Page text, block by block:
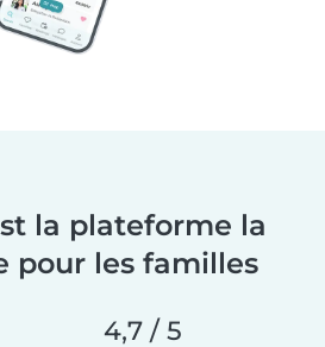
la plateforme la
pour les familles
4,7 / 5